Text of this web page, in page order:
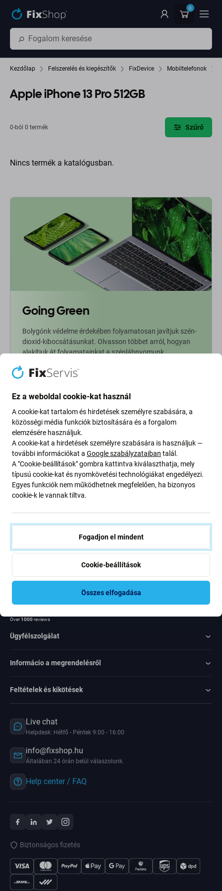
0
Kezdőlap Felszerelés és kiegészítők FixDevice Mobiltelefonok
Apple iPhone 13 Pro 512GB
0-ból 0 termék Szűrő
Nincs termék a katalógusban.
Going Green
Bolygónk védelme érdekében folyamatosan javítjuk szén-
dioxid-kibocsátásunkat. Olvasson többet arról, hogyan
alakítjuk át folyamatainkat a szénlábnyomunk
Newsletter Fix
Iratkozzon fel, hogy rendszeresen tájékoztatást kapjon az
ajánlatunkról szóló kedvezményekről és hírekről. Ugyanakkor
ennek az űrlapnak a benyújtásával megerősítem, hogy több mint
16 éves vagyok
Egyetértek azzal, hogy híreket kapjak
Over1000reviews
Ügyfélszolgálat
Informácio a megrendelésről
Feltételek és kikötések
Live chat
Helpdesk: Hétfő - Péntek 9:00 - 16:00
info@fixshop.hu
Általában 24 órán belül válaszolunk.
Help center / FAQ
Biztonságos fizetés
Ez a weboldal cookie-kat használ
A cookie-kat tartalom és hirdetések személyre szabására, a
közösségi média funkciók biztosítására és a forgalom
elemzésére használjuk.
A cookie-kat a hirdetések személyre szabására is használjuk —
további információkat a Google szabályzataiban talál.
A "Cookie-beállítások" gombra kattintva kiválaszthatja, mely
típusú cookie-kat és nyomkövetési technológiákat engedélyezi.
Egyes funkciók nem működhetnek megfelelően, ha bizonyos
cookie-k le vannak tiltva.
Fogadjon el mindent
Cookie-beállítások
Összes elfogadása